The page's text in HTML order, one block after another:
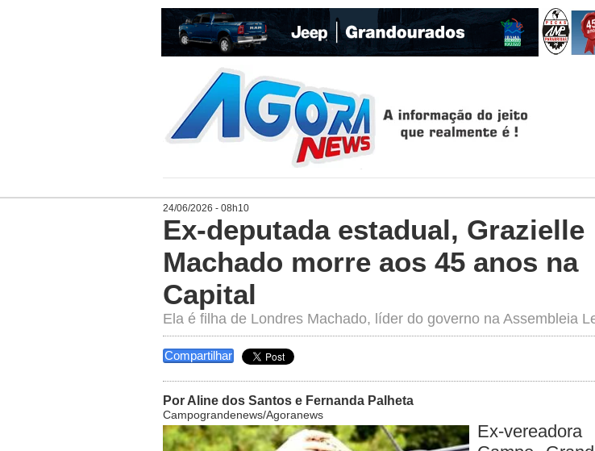
24/06/2026 - 08h10
Ex-deputada estadual, Grazielle
Machado morre aos 45 anos na
Capital
Ela é filha de Londres Machado, líder do governo na Assembleia
Compartilhar
Por Aline dos Santos e Fernanda Palheta
Campograndenews/Agoranews
Ex-